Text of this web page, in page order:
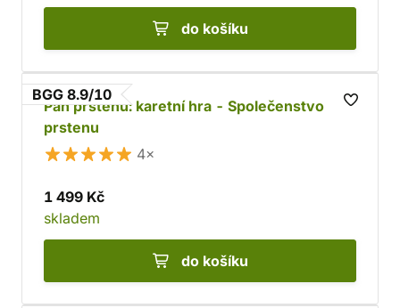
do košíku
BGG 8.9/10
Pán prstenů: karetní hra - Společenstvo
prstenu
4×
1 499 Kč
skladem
do košíku